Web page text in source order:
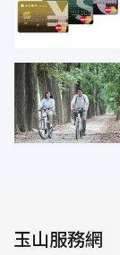
玉山服務網